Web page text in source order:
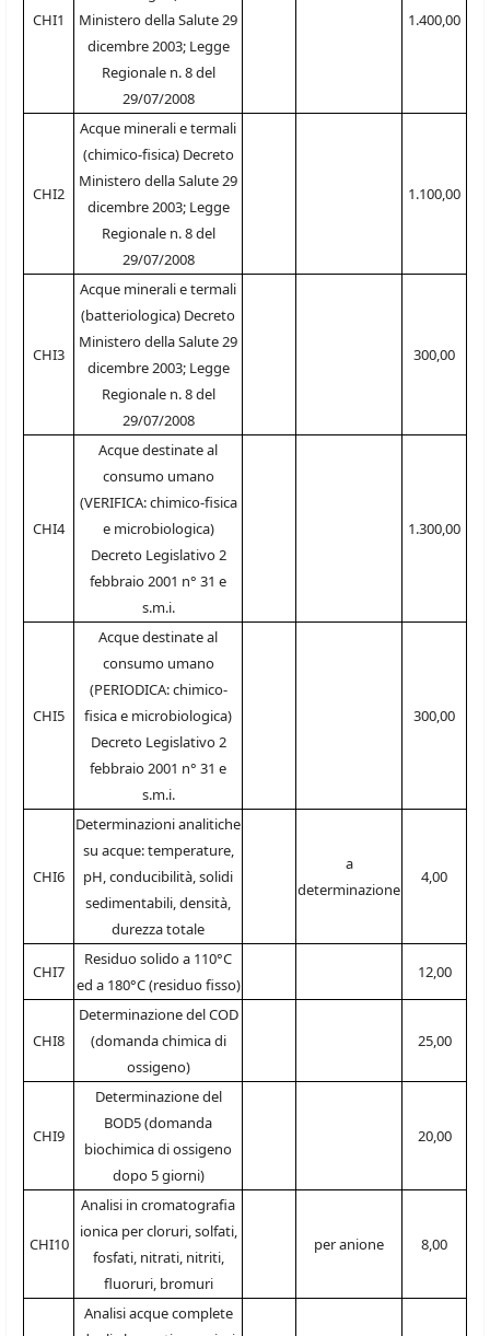
CHI1
Ministero della Salute 29
dicembre 2003; Legge
Regionale n. 8 del
29/07/2008
1.400,00
CHI2
Acque minerali e termali
(chimico-fisica) Decreto
Ministero della Salute 29
dicembre 2003; Legge
Regionale n. 8 del
29/07/2008
1.100,00
CHI3
Acque minerali e termali
(batteriologica) Decreto
Ministero della Salute 29
dicembre 2003; Legge
Regionale n. 8 del
29/07/2008
300,00
CHI4
Acque destinate al
consumo umano
(VERIFICA: chimico-fisica
e microbiologica)
Decreto Legislativo 2
febbraio 2001 n° 31 e
s.m.i.
1.300,00
CHI5
Acque destinate al
consumo umano
(PERIODICA: chimico-
fisica e microbiologica)
Decreto Legislativo 2
febbraio 2001 n° 31 e
s.m.i.
300,00
CHI6
Determinazioni analitiche
su acque: temperature,
pH, conducibilità, solidi
sedimentabili, densità,
durezza totale
a
determinazione
4,00
CHI7
Residuo solido a 110°C
ed a 180°C (residuo fisso)
12,00
CHI8
Determinazione del COD
(domanda chimica di
ossigeno)
25,00
CHI9
Determinazione del
BOD5 (domanda
biochimica di ossigeno
dopo 5 giorni)
20,00
CHI10
Analisi in cromatografia
ionica per cloruri, solfati,
fosfati, nitrati, nitriti,
fluoruri, bromuri
per anione 8,00
Analisi acque complete